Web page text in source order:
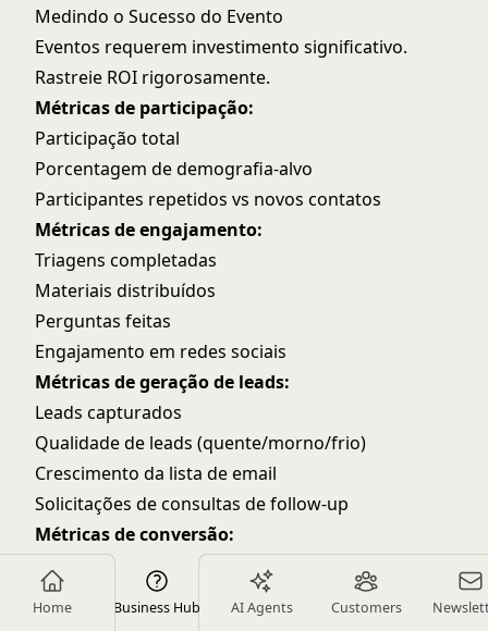
Home Business Hub AI Agents Customers
Medindo o Sucesso do Evento
Eventos requerem investimento significativo.
Rastreie ROI rigorosamente.
Métricas de participação:
Participação total
Porcentagem de demografia-alvo
Participantes repetidos vs novos contatos
Métricas de engajamento:
Triagens completadas
Materiais distribuídos
Perguntas feitas
Engajamento em redes sociais
Métricas de geração de leads:
Leads capturados
Qualidade de leads (quente/morno/frio)
Crescimento da lista de email
Solicitações de consultas de follow-up
Métricas de conversão:
Consultas agendadas
Consultas completadas